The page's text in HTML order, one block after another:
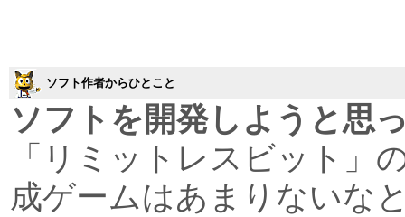
ソフト作者からひとこと
ソフトを開発しようと思
「リミットレスビット」
成ゲームはあまりないな